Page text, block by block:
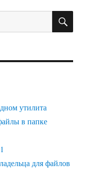
утилита
в папке
для файлов